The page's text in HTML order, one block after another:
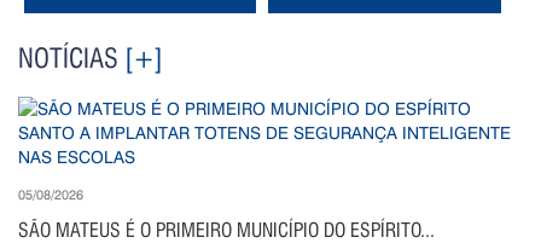
NOTÍCIAS [+]
05/08/2026
SÃO MATEUS É O PRIMEIRO MUNICÍPIO DO ESPÍRITO...